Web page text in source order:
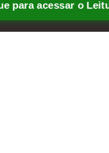
para acessar o